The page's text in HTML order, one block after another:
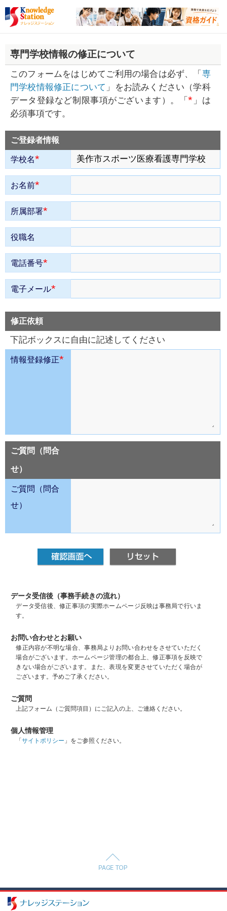
専門学校情報の修正について
このフォームをはじめてご利用の場合は必ず、「 専
門学校情報修正について 」をお読みください（学科
データ登録など制限事項がございます）。「* 」は
必須事項です。
ご登録者情報
学校名*
お名前*
所属部署*
役職名
電話番号*
電子メール*
修正依頼
下記ボックスに自由に記述してください
情報登録修正*
ご質問（問合
せ）
ご質問（問合
せ）
データ受信後（事務手続きの流れ）
データ受信後、修正事項の実際ホームページ反映は事務局で行いま
す。
お問い合わせとお願い
修正内容が不明な場合、事務局よりお問い合わせをさせていただく
場合がございます。ホームページ管理の都合上、修正事項を反映で
きない場合がございます。また、表現を変更させていただく場合が
ございます。予めご了承ください。
ご質問
上記フォーム（ご質問項目）にご記入の上、ご連絡ください。
個人情報管理
「サイトポリシー 」をご参照ください。